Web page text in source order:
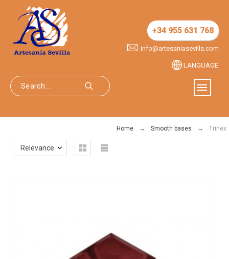
+34 955 631 768
info@artesaniasevilla.com
LANGUAGE
Home Smooth bases Trihex
Relevance